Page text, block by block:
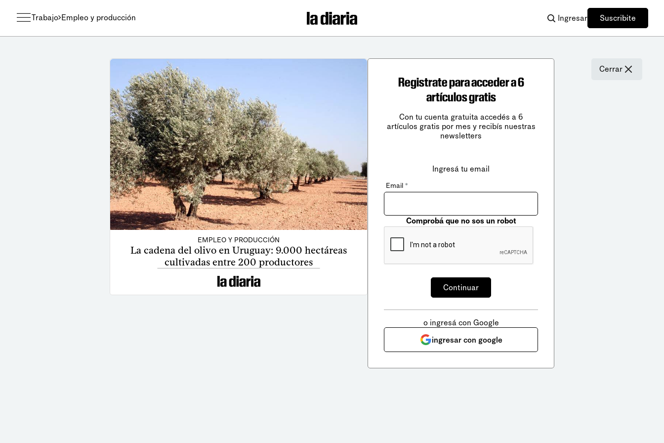
Trabajo Empleo y producción Ingresar Suscribite
EMPLEO Y PRODUCCIÓN
La cadena del olivo en Uruguay: 9.000 hectáreas
cultivadas entre 200 productores
Cerrar
Registrate para acceder a 6
artículos gratis
Con tu cuenta gratuita accedés a 6
artículos gratis por mes y recibís nuestras
newsletters
Ingresá tu email
Email *
Comprobá que no sos un robot
o ingresá con Google
ingresar con google